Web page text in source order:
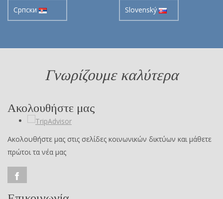
Cрпски Slovenský
Γνωρίζουμε καλύτερα
Ακολουθήστε μας
Ακολουθήστε μας στις σελίδες κοινωνικών δικτύων και μάθετε
πρώτοι τα νέα μας